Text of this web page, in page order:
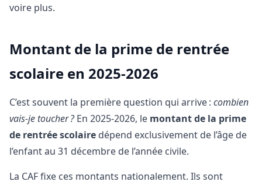
voire plus.
Montant de la prime de rentrée
scolaire en 2025-2026
C’est souvent la première question qui arrive : combien
vais-je toucher ?En 2025-2026, le montant de la prime
de rentrée scolaire dépend exclusivement de l’âge de
l’enfant au 31 décembre de l’année civile.
La CAF fixe ces montants nationalement. Ils sont